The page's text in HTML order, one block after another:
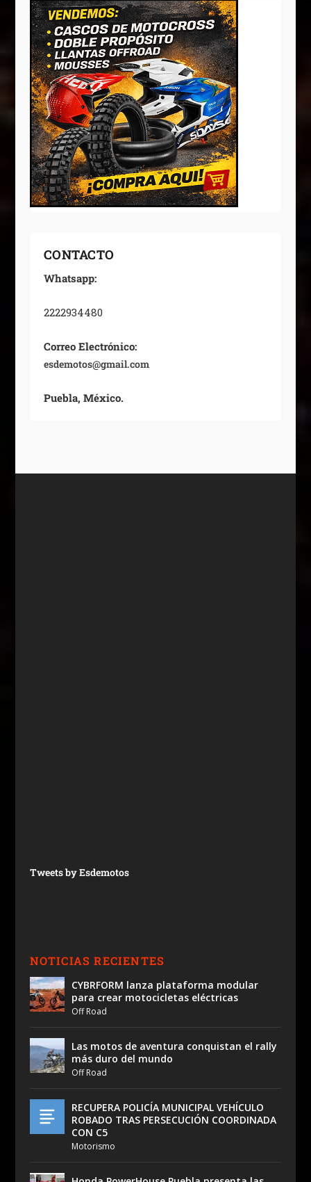
CONTACTO
Whatsapp:
2222934480
Correo Electrónico:
esdemotos@gmail.com
Puebla, México.
Tweets by Esdemotos
NOTICIAS RECIENTES
CYBRFORM lanza plataforma modular
para crear motocicletas eléctricas
Off Road
Las motos de aventura conquistan el rally
más duro del mundo
Off Road
RECUPERA POLICÍA MUNICIPAL VEHÍCULO
ROBADO TRAS PERSECUCIÓN COORDINADA
CON C5
Motorismo